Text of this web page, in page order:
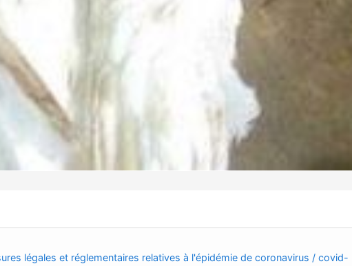
légales et réglementaires relatives à l'épidémie de coronavirus / covid-